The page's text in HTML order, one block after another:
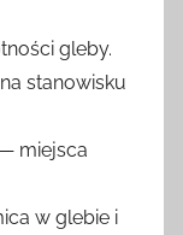
gleby.
stanowisku
miejsca
w glebie i